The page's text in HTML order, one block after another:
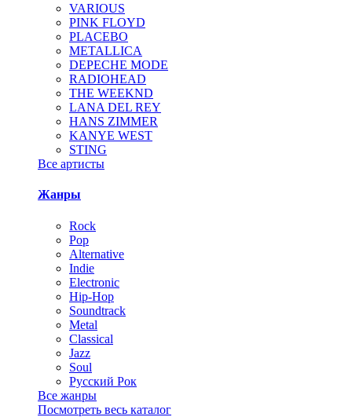
VARIOUS
PINK FLOYD
PLACEBO
METALLICA
DEPECHE MODE
RADIOHEAD
THE WEEKND
LANA DEL REY
HANS ZIMMER
KANYE WEST
STING
Все артисты
Жанры
Rock
Pop
Alternative
Indie
Electronic
Hip-Hop
Soundtrack
Metal
Classical
Jazz
Soul
Русский Рок
Все жанры
Посмотреть весь каталог